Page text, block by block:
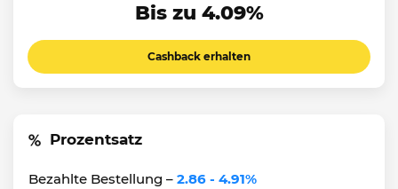
Bis zu 4.09%
Cashback erhalten
Prozentsatz
Bezahlte Bestellung – 2.86 - 4.91%